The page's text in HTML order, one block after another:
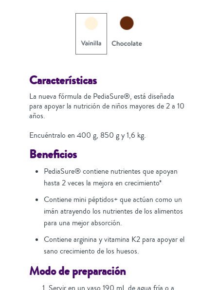
Características
La nueva fórmula de PediaSure®, está diseñada
para apoyar la nutrición de niños mayores de 2 a 10
años.
Encuéntralo en 400 g, 850 g y 1,6 kg.
Beneficios
PediaSure® contiene nutrientes que apoyan
hasta 2 veces la mejora en crecimiento*
Contiene mini péptidos+ que actúan como un
imán atrayendo los nutrientes de los alimentos
para una mejor absorción.
Contiene arginina y vitamina K2 para apoyar el
sano crecimiento de los huesos.
Modo de preparación